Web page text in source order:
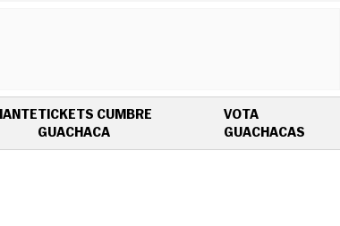
TICKETS CUMBRE
GUACHACAOPENS IN NEW WINDOW
VOTA
GUACHACAS